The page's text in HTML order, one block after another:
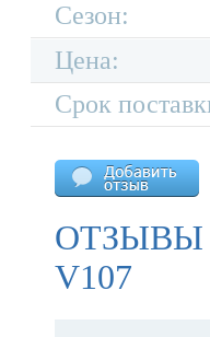
Сезон:
Цена:
Срок
ОТЗЫВЫ
V107